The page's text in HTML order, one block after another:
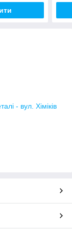
- вул. Хіміків